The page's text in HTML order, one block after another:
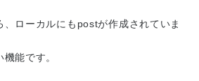
ローカルにもpostが作成されていま
能です。